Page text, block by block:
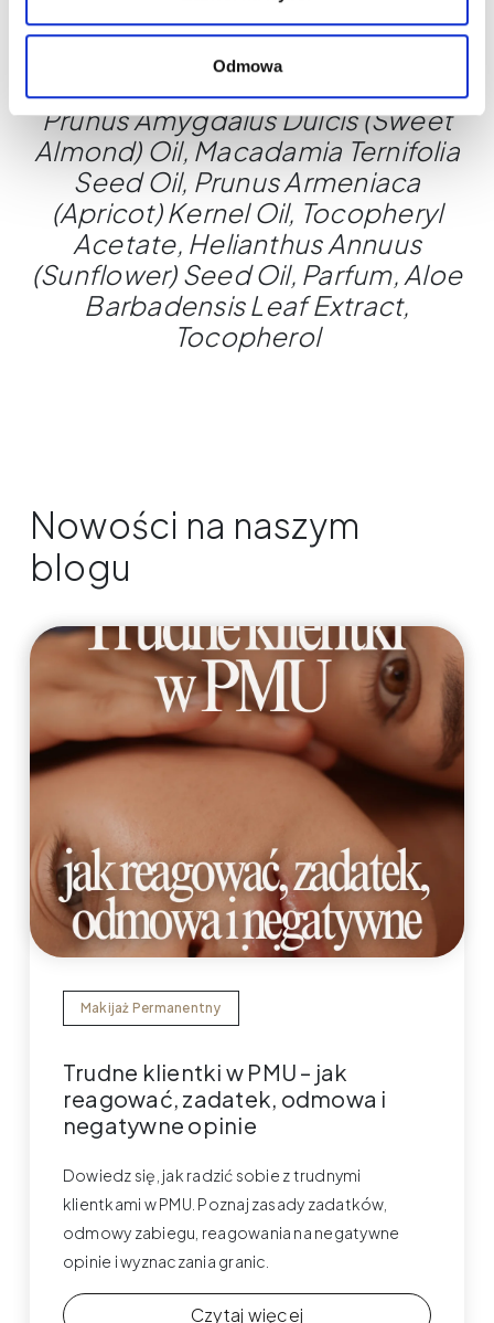
Odmowa
Pojemność: 15 ml
Składniki / Ingredients:
Butyrospermum Parkii (Shea) Oil,
Prunus Amygdalus Dulcis (Sweet
Almond) Oil, Macadamia Ternifolia
Seed Oil, Prunus Armeniaca
(Apricot) Kernel Oil, Tocopheryl
Acetate, Helianthus Annuus
(Sunflower) Seed Oil, Parfum, Aloe
Barbadensis Leaf Extract,
Tocopherol
Nowości na naszym
blogu
Makijaż Permanentny
Trudne klientki w PMU – jak
reagować, zadatek, odmowa i
negatywne opinie
Dowiedz się, jak radzić sobie z trudnymi
klientkami w PMU. Poznaj zasady zadatków,
odmowy zabiegu, reagowania na negatywne
opinie i wyznaczania granic.
Czytaj więcej